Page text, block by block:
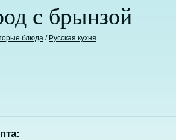
с брынзой
блюда / Русская кухня